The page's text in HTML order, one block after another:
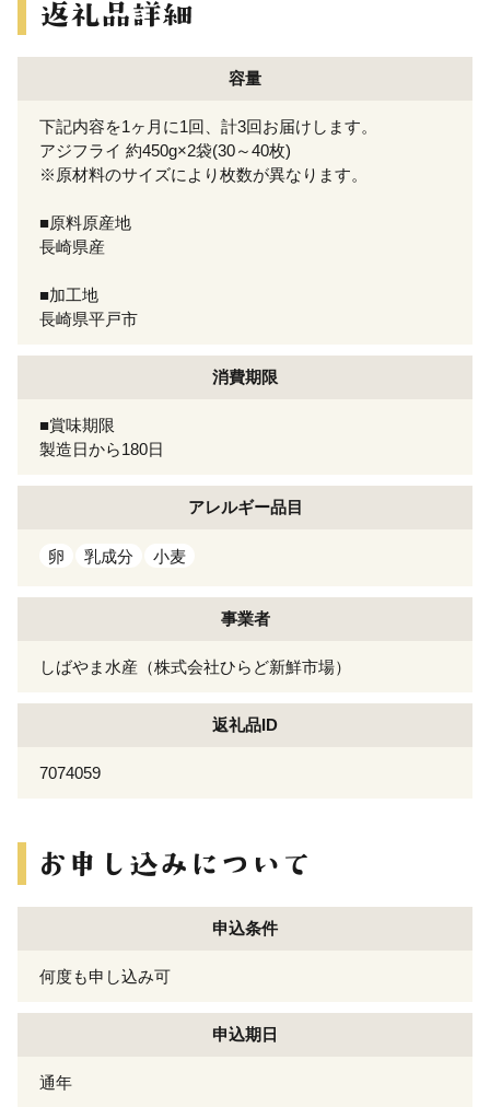
容量
下記内容を1ヶ月に1回、計3回お届けします。
アジフライ 約450g×2袋(30～40枚)
※原材料のサイズにより枚数が異なります。
■原料原産地
長崎県産
■加工地
長崎県平戸市
消費期限
■賞味期限
製造日から180日
アレルギー品目
卵 乳成分 小麦
事業者
しばやま水産（株式会社ひらど新鮮市場）
返礼品ID
7074059
申込条件
何度も申し込み可
申込期日
通年